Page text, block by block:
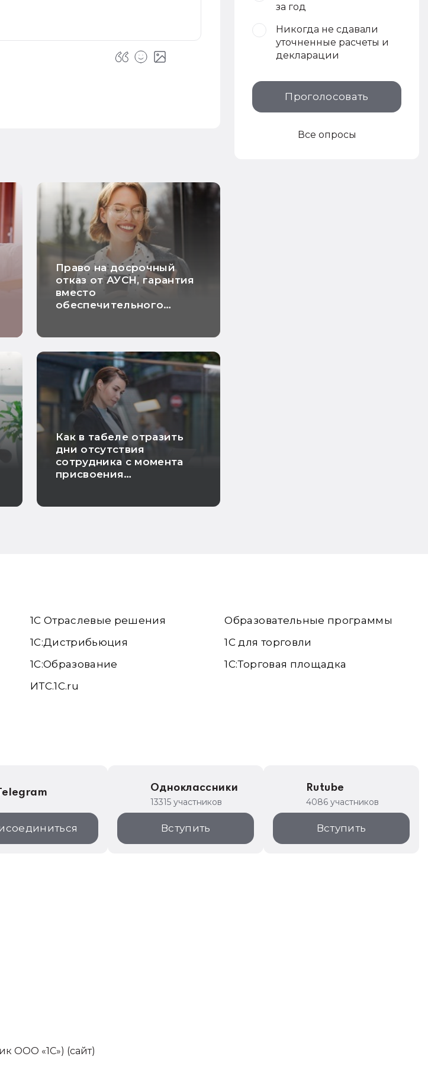
Право на досрочный
отказ от АУСН, гарантия
вместо
обеспечительного
хорошие новости
недели
Как в табеле отразить
дни отсутствия
сотрудника с момента
присвоения
за год
Никогда не сдавали
уточненные расчеты и
декларации
Проголосовать
Все опросы
1С Отраслевые решения
1С:Дистрибьюция
1С:Образование
ИТС.1C.ru
Образовательные программы
1С для торговли
1С:Торговая площадка
Одноклассники
13315 участников
Вступить
Rutube
4086 участников
Вступить
ООО «1С») (сайт)